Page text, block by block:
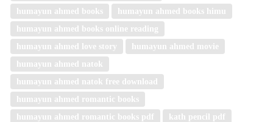
humayun ahmed books
humayun ahmed books himu
humayun ahmed books online reading
humayun ahmed love story
humayun ahmed movie
humayun ahmed natok
humayun ahmed natok free download
humayun ahmed romantic books
humayun ahmed romantic books pdf
kath pencil pdf